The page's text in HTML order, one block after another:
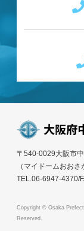
〒540-0029大阪市
（マイドームおおさ
TEL.06-6947-4370/
Copyright © Osaka
Reserved.